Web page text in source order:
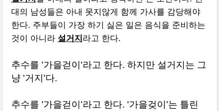
대의 남성들은 아내 못지않게 함께 가사를 감당해야
한다. 주부들이 가장 하기 싫은 일은 음식을 준비하는
것이 아니라 설거지 라고 한다.
추수를 '가을걷이'라고 한다. 하지만 설거지는 그
냥 '거지'다.
추수를 '가을걷이'라고 한다. '가을겆이'는 틀린